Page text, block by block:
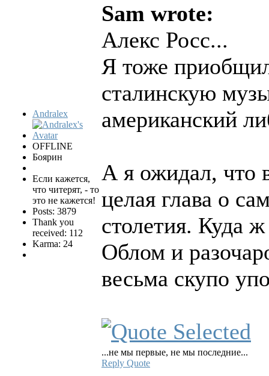
Andralex
OFFLINE
Боярин
Если кажется,
что читерят, - то
это не кажется!
Posts: 3879
Thank you
received: 112
Karma: 24
Sam wrote:
Алекс Росс...
Я тоже
сталинскую
американский
А я ожидал, что
целая глава о
столетия. Куда ж
Облом и
весьма скупо
...не мы первые, не мы последние...
Reply Quote